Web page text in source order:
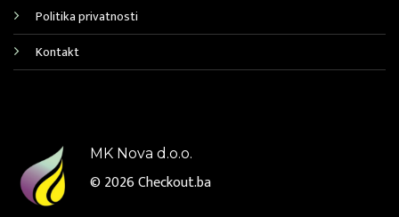
Politika privatnosti
Kontakt
MK Nova d.o.o.
© 2026Checkout.ba